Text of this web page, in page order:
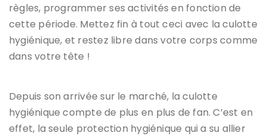
règles, programmer ses activités en fonction de
cette période. Mettez fin à tout ceci avec la culotte
hygiénique, et restez libre dans votre corps comme
dans votre tête !
Depuis son arrivée sur le marché, la culotte
hygiénique compte de plus en plus de fan. C’est en
effet, la seule protection hygiénique qui a su allier